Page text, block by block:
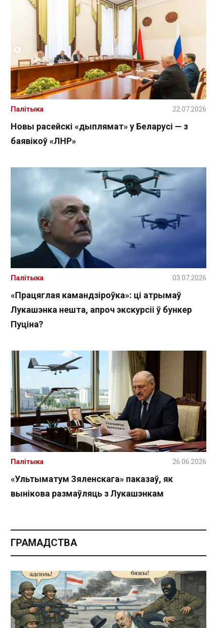
Новы расейскі «дыплямат» у Беларусі — з
баявікоў «ЛНР»
Палітыка 22.07.2026
«Працяглая камандзіроўка»: ці атрымаў
Лукашэнка нешта, апроч экскурсіі ў бункер
Пуціна?
Палітыка 03.07.2026
«Ультыматум Зяленскага» паказаў, як
вынікова размаўляць з Лукашэнкам
Палітыка 26.06.2026
ГРАМАДСТВА